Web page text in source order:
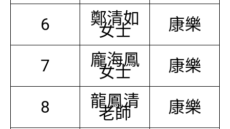
6 鄭清如
女士 康樂
7 龐海鳳
女士 康樂
8 龍鳳清
老師 康樂